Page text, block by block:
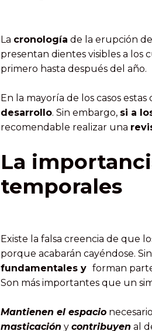
La cronología de la erupción
presentan dientes visibles a los
primero hasta después del año.
En la mayoría de los casos
desarrollo. Sin embargo, si a
recomendable realizar una
La
temporales
Existe la falsa creencia de que
porque acabarán cayéndose.
fundamentales y forman
Son más importantes que un
Mantienen el espacio
masticación y contribuyen al